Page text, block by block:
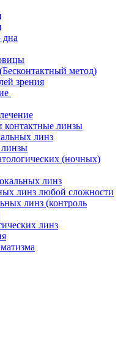
дна
метод)
зрения
контактные линзы
линз
(ночных)
линз
линз любой сложности
линз (контроль
линз